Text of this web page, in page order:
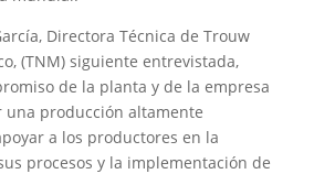
Directora Técnica de Trouw
(TNM) siguiente entrevistada,
de la planta y de la empresa
producción altamente
a los productores en la
procesos y la implementación de